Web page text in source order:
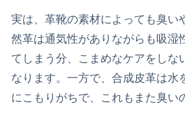
実は、革靴の素材によっても臭い
然革は通気性がありながらも吸湿
てしまう分、こまめなケアをしな
なります。一方で、合成皮革は水
にこもりがちで、これもまた臭い